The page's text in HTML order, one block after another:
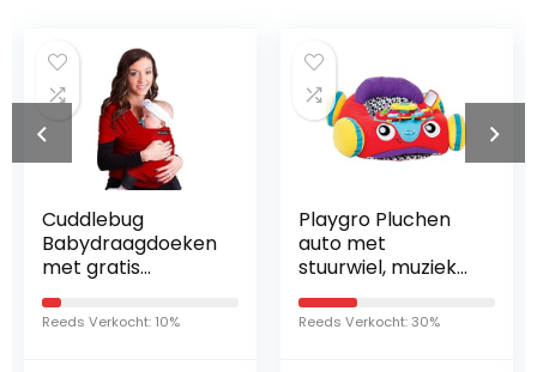
Cuddlebug
Babydraagdoeken
met gratis
verzending – baby
carrier ring sling –
Reeds Verkocht: 10%
Playgro Pluchen
auto met
stuurwiel, muziek
en lichteffecten,
vanaf 6 maanden,
Reeds Verkocht: 30%